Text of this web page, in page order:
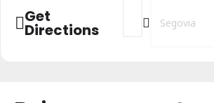
Get
Directions
Address -Destination